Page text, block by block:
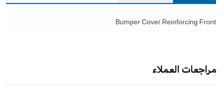
Bumper Cover Reinforcing Front
مراجعات العملاء